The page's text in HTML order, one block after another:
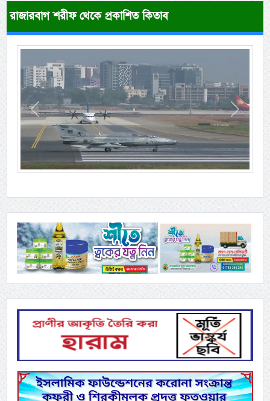
রাজারবাগ শরীফ থেকে প্রকাশিত কিতাব
Previous Next